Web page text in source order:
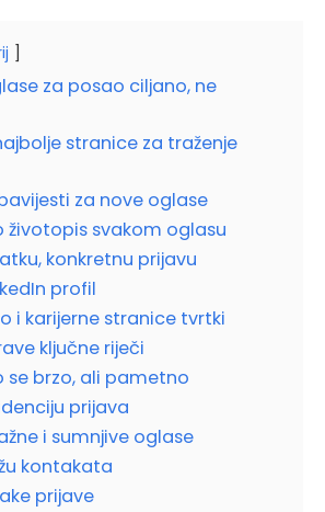
za posao ciljano, ne
stranice za traženje
za nove oglase
životopis svakom oglasu
konkretnu prijavu
profil
i karijerne stranice tvrtki
ključne riječi
se brzo, ali pametno
prijava
i sumnjive oglase
kontakata
prijave